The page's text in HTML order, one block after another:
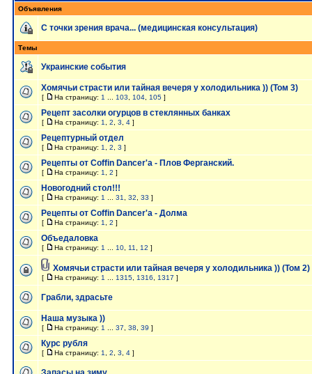
Объявления
С точки зрения врача... (медицинская консультация)
Темы
Украинские события
Хомячьи страсти или тайная вечеря у холодильника )) (Том 3)
[ На страницу: 1 103 104 105 ]
Рецепт засолки огурцов в стеклянных банках
[ На страницу: 1 2 3 4 ]
Рецептурный отдел
[ На страницу: 1 2 3 ]
Рецепты от Coffin Dancer'a - Плов Ферганский.
[ На страницу: 1 2 ]
Новогодний стол!!!
[ На страницу: 1 31 32 33 ]
Рецепты от Coffin Dancer'a - Долма
[ На страницу: 1 2 ]
Объедаловка
[ На страницу: 1 10 11 12 ]
Хомячьи страсти или тайная вечеря у холодильника )) (Том 2)
[ На страницу: 1 1315 1316 1317 ]
Грабли, здрасьте
Наша музыка ))
[ На страницу: 1 37 38 39 ]
Курс рубля
[ На страницу: 1 2 3 4 ]